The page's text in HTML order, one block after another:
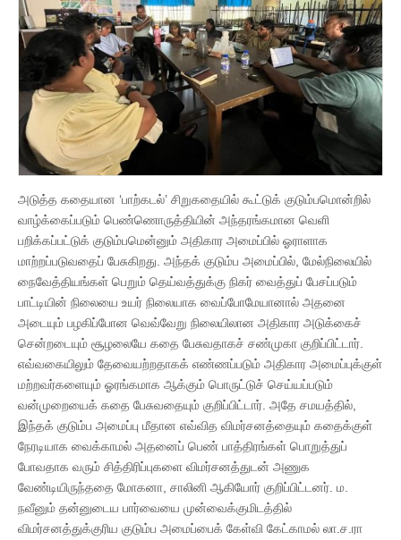
அடுத்த கதையான ‘பாற்கடல்’ சிறுகதையில் கூட்டுக் குடும்பமொன்றில்
வாழ்க்கைப்படும் பெண்ணொருத்தியின் அந்தரங்கமான வெளி
பறிக்கப்பட்டுக் குடும்பமென்னும் அதிகார அமைப்பில் ஓராளாக
மாற்றப்படுவதைப் பேசுகிறது. அந்தக் குடும்ப அமைப்பில், மேல்நிலையில்
நைவேத்தியங்கள் பெறும் தெய்வத்துக்கு நிகர் வைத்துப் பேசப்படும்
பாட்டியின் நிலையை உயர் நிலையாக வைப்போமேயானால் அதனை
அடையும் பழகிப்போன வெவ்வேறு நிலையிலான அதிகார அடுக்கைச்
சென்றடையும் சூழலையே கதை பேசுவதாகச் சண்முகா குறிப்பிட்டார்.
எவ்வகையிலும் தேவையற்றதாகக் எண்ணப்படும் அதிகார அமைப்புக்குள்
மற்றவர்களையும் ஓரங்கமாக ஆக்கும் பொருட்டுச் செய்யப்படும்
வன்முறையைக் கதை பேசுவதையும் குறிப்பிட்டார். அதே சமயத்தில்,
இந்தக் குடும்ப அமைப்பு மீதான எவ்வித விமர்சனத்தையும் கதைக்குள்
நேரடியாக வைக்காமல் அதனைப் பெண் பாத்திரங்கள் பொறுத்துப்
போவதாக வரும் சித்திரிப்புகளை விமர்சனத்துடன் அணுக
வேண்டியிருந்ததை மோகனா, சாலினி ஆகியோர் குறிப்பிட்டனர். ம.
நவீனும் தன்னுடைய பார்வையை முன்வைக்குமிடத்தில்
விமர்சனத்துக்குரிய குடும்ப அமைப்பைக் கேள்வி கேட்காமல் லா.ச.ரா